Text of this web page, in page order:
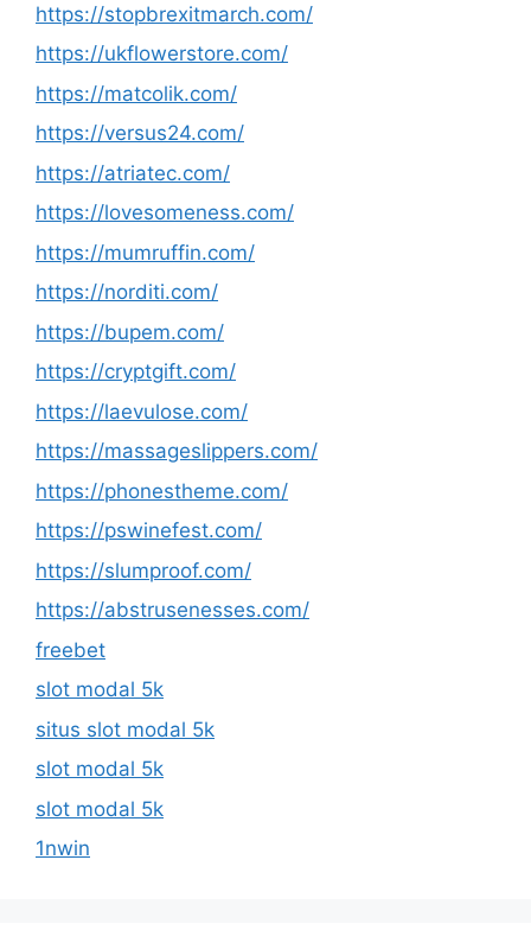
https://stopbrexitmarch.com/
https://ukflowerstore.com/
https://matcolik.com/
https://versus24.com/
https://atriatec.com/
https://lovesomeness.com/
https://mumruffin.com/
https://norditi.com/
https://bupem.com/
https://cryptgift.com/
https://laevulose.com/
https://massageslippers.com/
https://phonestheme.com/
https://pswinefest.com/
https://slumproof.com/
https://abstrusenesses.com/
freebet
slot modal 5k
situs slot modal 5k
slot modal 5k
slot modal 5k
1nwin